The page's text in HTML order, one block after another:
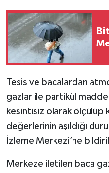
Tesis ve bacalardan
gazlar ile partikül
kesintisiz olarak ölçülüp
değerlerinin aşıldığı
İzleme Merkezi’ne
Merkeze iletilen baca